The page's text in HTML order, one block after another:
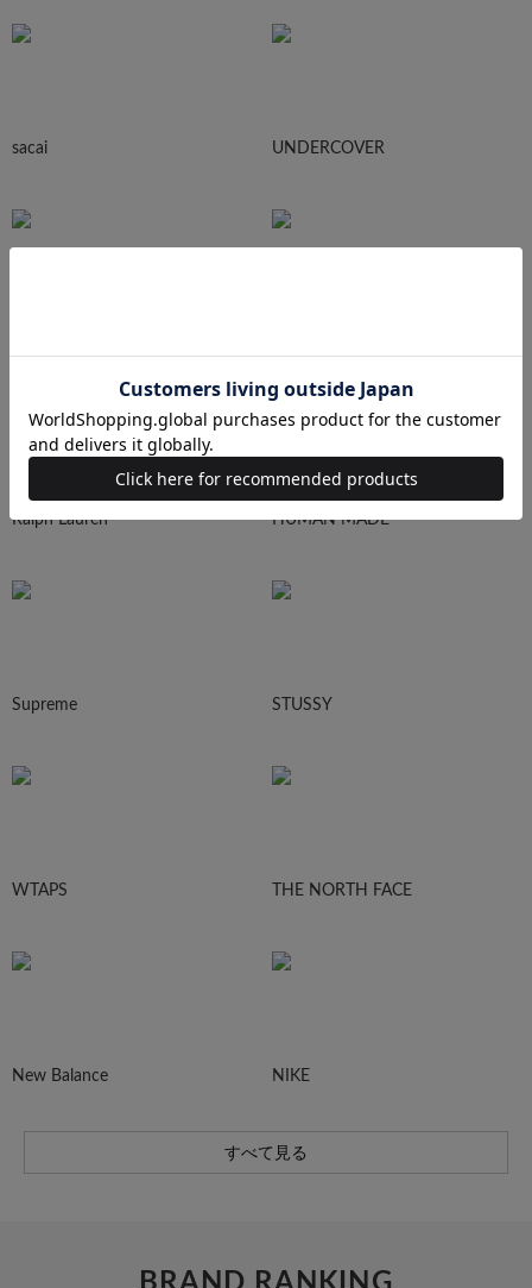
sacai UNDERCOVER
Ralph Lauren HUMAN MADE
Supreme STUSSY
WTAPS THE NORTH FACE
New Balance NIKE
すべて見る